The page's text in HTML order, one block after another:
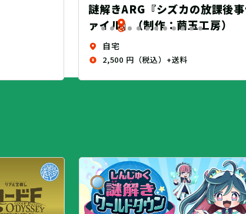
謎解きARG『シズカの放課後事件フ
ァイル』（制作：繭玉工房）
2,500 円（税込）+送料